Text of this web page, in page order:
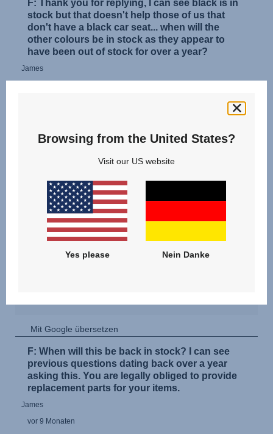
Browsing from the United States?
Visit our US website
Yes please Nein Danke